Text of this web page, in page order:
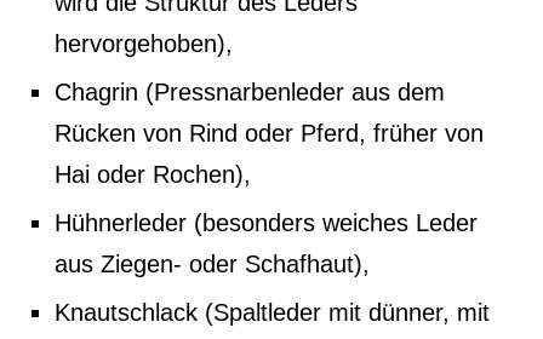
hervorgehoben),
Chagrin (Pressnarbenleder aus dem
Rücken von Rind oder Pferd, früher von
Hai oder Rochen),
Hühnerleder (besonders weiches Leder
aus Ziegen- oder Schafhaut),
Knautschlack (Spaltleder mit dünner, mit